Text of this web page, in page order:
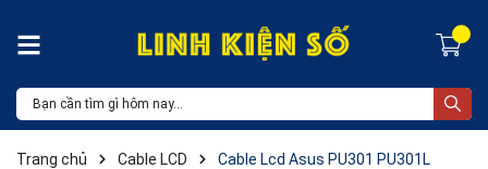
Trang chủ Cable LCD
Cable Lcd Asus PU301 PU301L